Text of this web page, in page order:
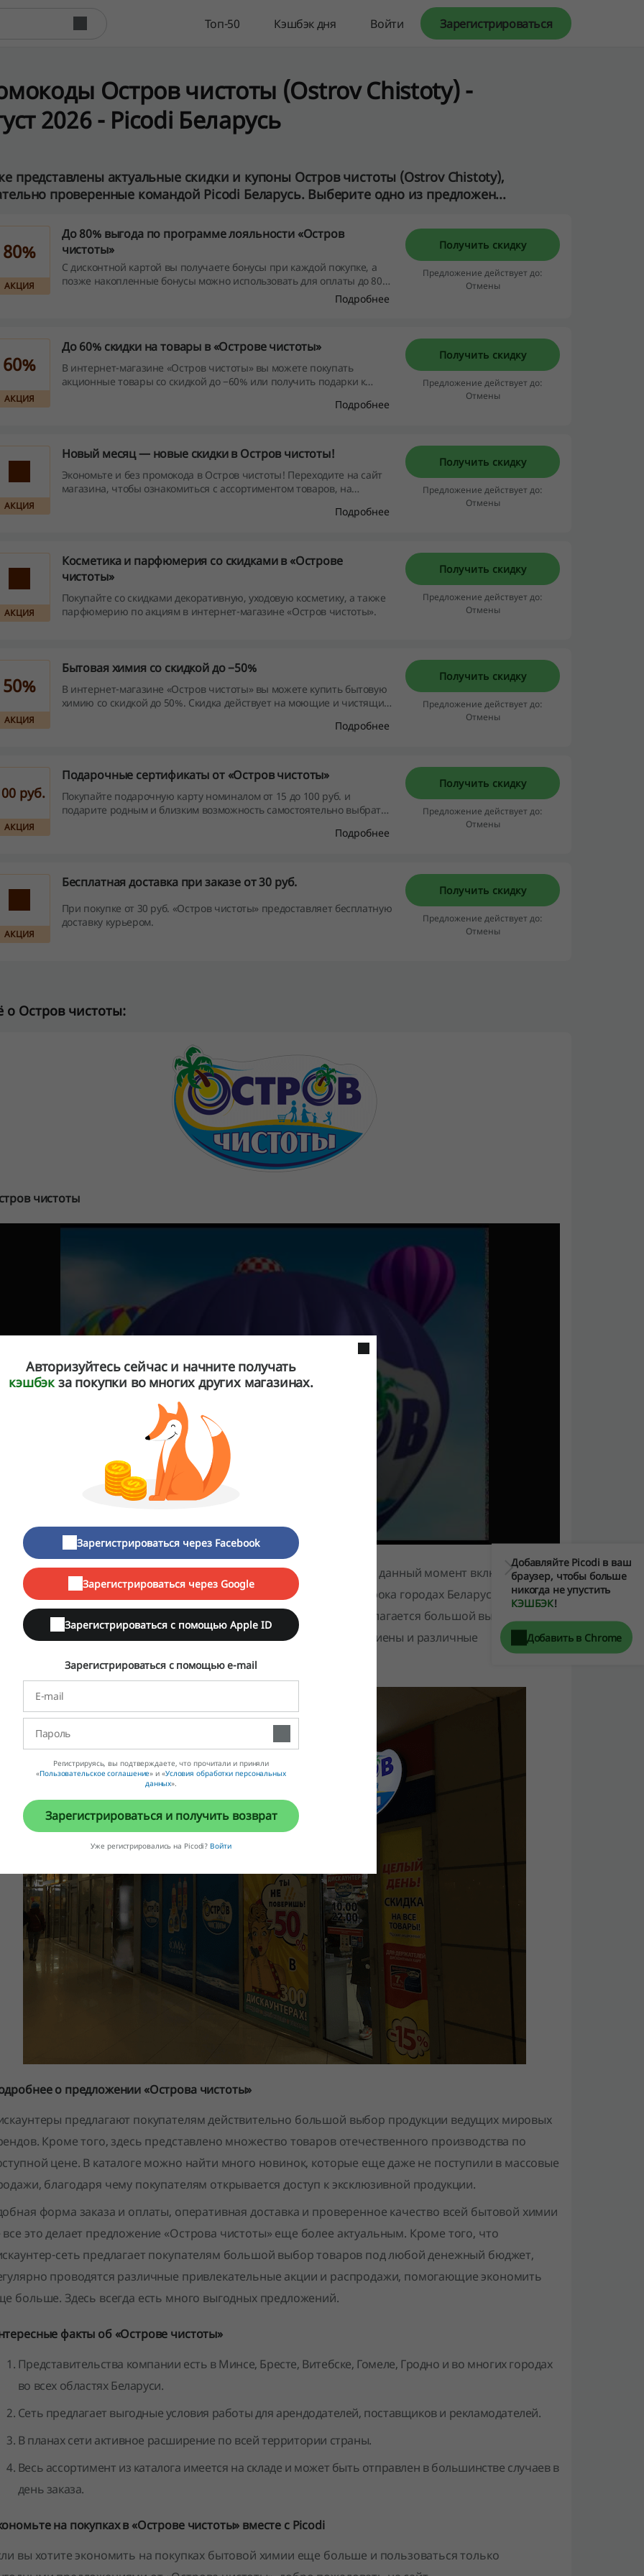
Топ-50 Кэшбэк дня Войти Зарегистрироваться
Остров чистоты (Ostrov Chistoty) -
2026 - Picodi Беларусь
представлены актуальные скидки и купоны Остров чистоты (Ostrov Chistoty),
проверенные командой Picodi Беларусь. Выберите одно из предложен...
80%
АКЦИЯ
До 80% выгода по программе лояльности «Остров
чистоты»
С дисконтной картой вы получаете бонусы при каждой покупке, а
позже накопленные бонусы можно использовать для оплаты до 80%
Подробнее
Получить скидку
Предложение действует до:
Отмены
60%
АКЦИЯ
До 60% скидки на товары в «Острове чистоты»
В интернет-магазине «Остров чистоты» вы можете покупать
акционные товары со скидкой до −60% или получить подарки к
Подробнее
Получить скидку
Предложение действует до:
Отмены
АКЦИЯ
Новый месяц — новые скидки в Остров чистоты!
Экономьте и без промокода в Остров чистоты! Переходите на сайт
магазина, чтобы ознакомиться с ассортиментом товаров, на
Подробнее
Получить скидку
Предложение действует до:
Отмены
АКЦИЯ
Косметика и парфюмерия со скидками в «Острове
чистоты»
Покупайте со скидками декоративную, уходовую косметику, а также
парфюмерию по акциям в интернет-магазине «Остров чистоты».
Получить скидку
Предложение действует до:
Отмены
50%
АКЦИЯ
Бытовая химия со скидкой до −50%
В интернет-магазине «Остров чистоты» вы можете купить бытовую
химию со скидкой до 50%. Скидка действует на моющие и чистящие
Подробнее
Получить скидку
Предложение действует до:
Отмены
руб.
АКЦИЯ
Подарочные сертификаты от «Остров чистоты»
Покупайте подарочную карту номиналом от 15 до 100 руб. и
подарите родным и близким возможность самостоятельно выбрать
Подробнее
Получить скидку
Предложение действует до:
Отмены
АКЦИЯ
Бесплатная доставка при заказе от 30 руб.
При покупке от 30 руб. «Остров чистоты» предоставляет бесплатную
доставку курьером.
Получить скидку
Предложение действует до:
Отмены
о Остров чистоты:
чистоты
чистоты»— это современная сеть дискаунтеров, которая на данный момент включает в
свыше 100 специализированных магазинов, что находятся в сорока городах Беларуси. Сеть и
обслуживания постоянно расширяется. Покупателю предлагается большой выбор
химии, качественной парфюмерии, косметики, средства гигиены и различные
товары.
о предложении «Острова чистоты»
предлагают покупателям действительно большой выбор продукции ведущих мировых
Кроме того, здесь представлено множество товаров отечественного производства по
цене. В каталоге можно найти много новинок, которые еще даже не поступили в массовые
благодаря чему покупателям открывается доступ к эксклюзивной продукции.
форма заказа и оплаты, оперативная доставка и проверенное качество всей бытовой химии
это делает предложение «Острова чистоты» еще более актуальным. Кроме того, что
сеть предлагает покупателям большой выбор товаров под любой денежный бюджет,
проводятся различные привлекательные акции и распродажи, помогающие экономить
больше. Здесь всегда есть много выгодных предложений.
факты об «Острове чистоты»
Представительства компании есть в Минсе, Бресте, Витебске, Гомеле, Гродно и во многих городах
во всех областях Беларуси.
Сеть предлагает выгодные условия работы для арендодателей, поставщиков и рекламодателей.
В планах сети активное расширение по всей территории страны.
Весь ассортимент из каталога имеется на складе и может быть отправлен в большинстве случаев в
день заказа.
на покупках в «Острове чистоты» вместе с Picodi
вы хотите экономить на покупках бытовой химии еще больше и пользоваться только
Добавляйте Picodi в ваш
браузер, чтобы больше
никогда не упустить
КЭШБЭК!
Добавить в Chrome
Авторизуйтесь сейчас и начните получать
кэшбэкза покупки во многих других магазинах.
Зарегистрироваться через Facebook
Зарегистрироваться через Google
Зарегистрироваться с помощью Apple ID
Зарегистрироваться с помощью e-mail
Регистрируясь, вы подтверждаете, что прочитали и приняли
«Пользовательское соглашение» и «Условия обработки персональных
данных».
Зарегистрироваться и получить возврат
Уже регистрировались на Picodi? Войти